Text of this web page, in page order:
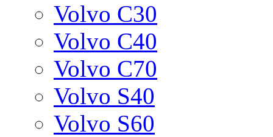
Volvo C30
Volvo C40
Volvo C70
Volvo S40
Volvo S60